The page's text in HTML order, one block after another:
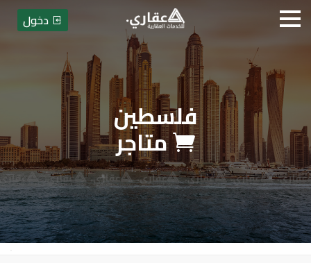
عقاري للخدمات العقارية -
فلسطين
متاجر
دخول